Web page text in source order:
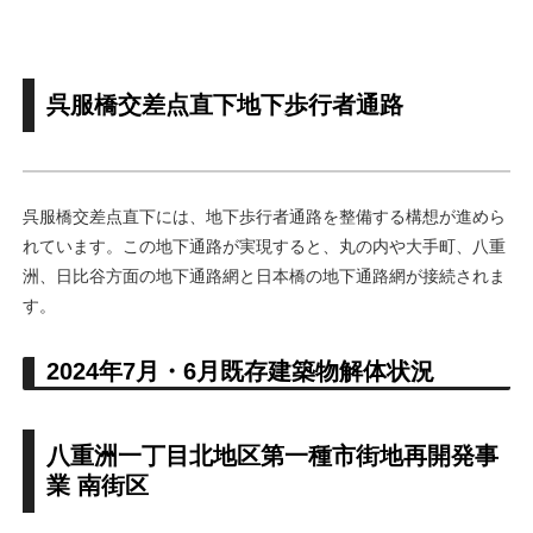
呉服橋交差点直下地下歩行者通路
呉服橋交差点直下には、地下歩行者通路を整備する構想が進めら
れています。この地下通路が実現すると、丸の内や大手町、八重
洲、日比谷方面の地下通路網と日本橋の地下通路網が接続されま
す。
2024年7月・6月既存建築物解体状況
八重洲一丁目北地区第一種市街地再開発事
業 南街区